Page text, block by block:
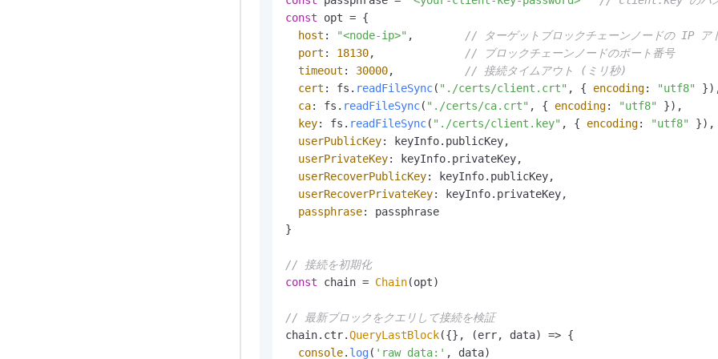
const opt = {
host : "<node-ip>" ,
// ターゲットブロックチェーンノードの IP ア
port : 18130,
// ブロックチェーンノードのポート番号
timeout : 30000,
// 接続タイムアウト (ミリ秒)
cert : fs. readFileSync( "./certs/client.crt" , { encoding: "utf8"
ca: fs. readFileSync( "./certs/ca.crt" , { encoding: "utf8"
}),
key: fs. readFileSync( "./certs/client.key" , { encoding: "utf8"
}),
userPublicKey: keyInfo. publicKey,
userPrivateKey: keyInfo. privateKey,
userRecoverPublicKey: keyInfo. publicKey,
userRecoverPrivateKey: keyInfo. privateKey,
passphrase: passphrase
}
// 接続を初期化
const chain = Chain(opt)
// 最新ブロックをクエリして接続を検証
chain. ctr.QueryLastBlock({}, (err, data) => {
console. log( 'raw data:' , data)